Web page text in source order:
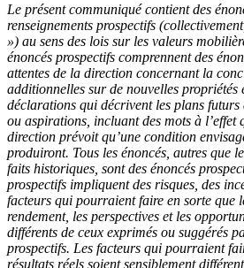
Le présent communiqué contient des
renseignements prospectifs
») au sens des lois sur les valeurs
énoncés prospectifs comprennent des
attentes de la direction concernant la
additionnelles sur de nouvelles propriétés
déclarations qui décrivent les plans
ou aspirations, incluant des mots à l’effet
direction prévoit qu’une condition
produiront. Tous les énoncés, autres que
faits historiques, sont des énoncés
prospectifs impliquent des risques, des
facteurs qui pourraient faire en sorte que
rendement, les perspectives et les
différents de ceux exprimés ou suggérés
prospectifs. Les facteurs qui pourraient
résultats réels soient sensiblement